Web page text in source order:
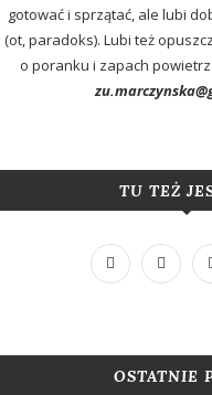
gotować i sprzątać, ale lubi
(ot, paradoks). Lubi też
o poranku i zapach
TU TEŻ
OSTATNIE